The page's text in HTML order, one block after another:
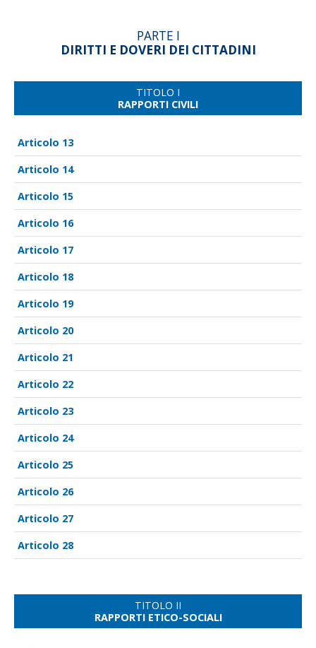
PARTE I
DIRITTI E DOVERI DEI CITTADINI
TITOLO I
RAPPORTI CIVILI
13
14
15
16
17
18
19
20
21
22
23
24
25
26
27
28
TITOLO II
RAPPORTI ETICO-SOCIALI